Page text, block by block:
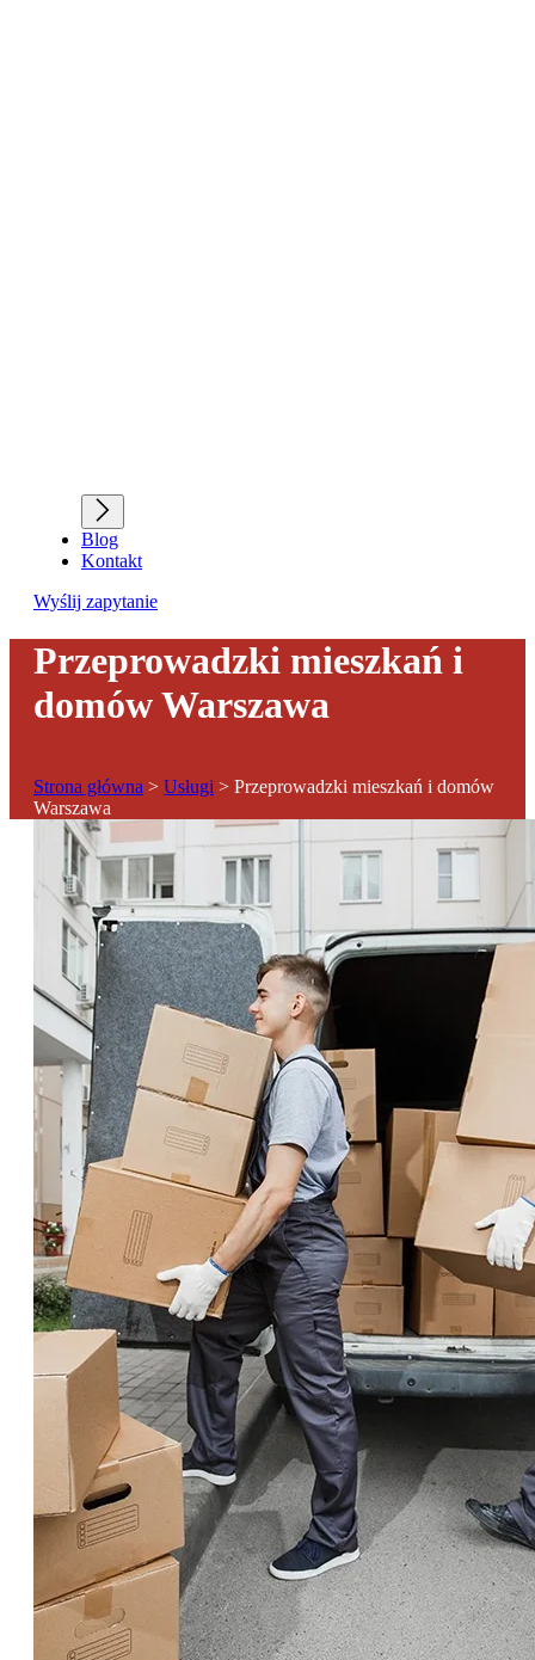
Blog
Kontakt
Wyślij zapytanie
Przeprowadzki mieszkań i
domów Warszawa
Strona główna > Usługi > Przeprowadzki mieszkań i domów
Warszawa